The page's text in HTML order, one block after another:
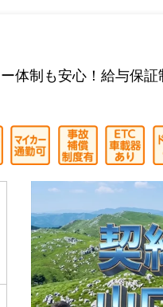
体制も安心！給与保